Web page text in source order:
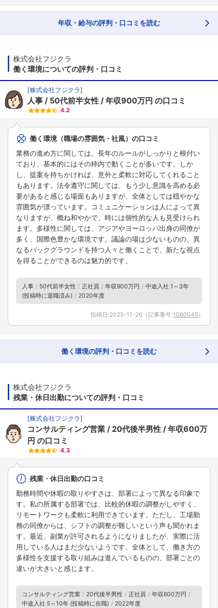
年収・給与の評判・口コミを読む
株式会社フジクラ
働く環境についての評判・口コミ
[株式会社フジクラ]
人事 50代前半女性 年収900万円 の口コミ
4.2
働く環境（職場の雰囲気・社風）の口コミ
業務の進め方に関しては、長年のルールがしっかりと根付い
ており、基本的にはその枠内で動くことが多いです。しか
し、提案を持ちかければ、意外と柔軟に対応してくれること
もあります。法令遵守に関しては、もう少し意識を高める必
要があると感じる場面もありますが、全体としては穏やかな
雰囲気が漂っています。コミュニケーションは人によって異
なりますが、概ね和やかで、時には個性的な人も見受けられ
ます。多様性に関しては、アジアやヨーロッパ出身の同僚が
多く、国際色豊かな環境です。議論の場は少ないものの、異
なるバックグラウンドを持つ人々と働くことで、新たな視点
を得ることができるのは魅力的です。
人事 50代前半女性 正社員 年収900万円
中途入社 1～3年
(投稿時に退職済み)
2020年度
投稿日:2025-11-26 （記事番号:1060045）
働く環境の評判・口コミを読む
株式会社フジクラ
残業・休日出勤についての評判・口コミ
[株式会社フジクラ]
コンサルティング営業 20代後半男性
年収600万
円 の口コミ
4.3
残業・休日出勤の口コミ
勤務時間や休暇の取りやすさは、部署によって異なる印象で
す。私の所属する部署では、比較的休暇の調整がしやすく、
リモートワークも柔軟に利用できています。ただし、工場勤
務の同僚からは、シフトの調整が難しいという声も聞かれま
す。最近、副業が許可されるようになりましたが、実際に活
用している人はまだ少ないようです。全体として、働き方の
多様性を支援する取り組みは進んでいるものの、部署ごとの
違いが大きいと感じます。
コンサルティング営業 20代後半男性 正社員
年収600万円
中途入社 5～10年 (投稿時に在職)
2022年度